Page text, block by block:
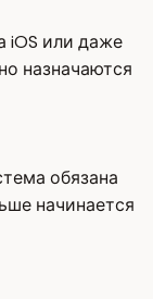
iOS или даже
назначаются
обязана
начинается